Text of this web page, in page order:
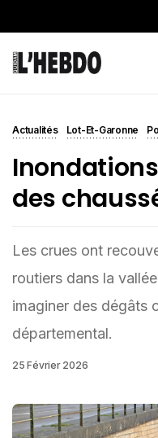
Actualités Lot-Et-Garonne
Inondations
des
Les crues ont
routiers dans la
imaginer des dégâts
départemental.
25 Février 2026